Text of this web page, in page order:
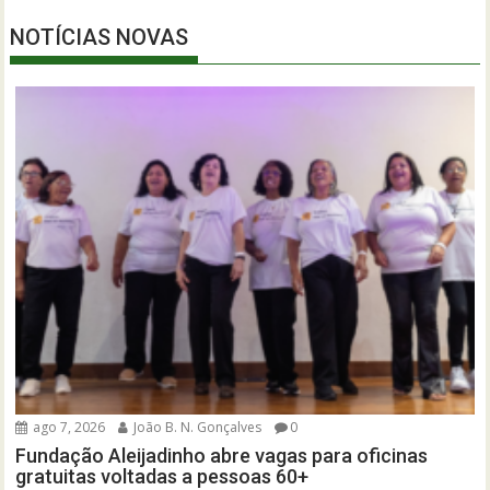
NOTÍCIAS NOVAS
ago 7, 2026 João B. N. Gonçalves 0
Fundação Aleijadinho abre vagas para oficinas
gratuitas voltadas a pessoas 60+